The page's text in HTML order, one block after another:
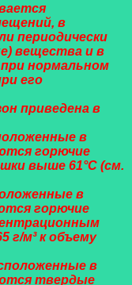
в
периодически
вещества и в
нормальном
его
приведена в
в
горючие
выше 61°С (см.
в
горючие
г/м³ к объему
в
твердые